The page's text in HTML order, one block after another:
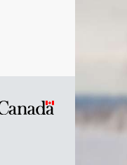
Symbole